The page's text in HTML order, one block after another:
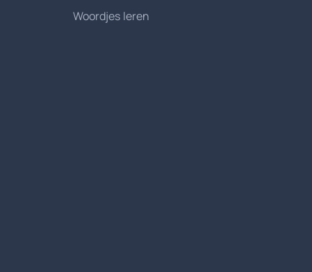
Woordjes leren